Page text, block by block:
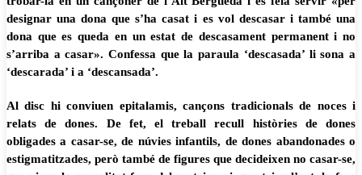
designar una dona que s’ha casat i es vol descasar i també una
dona que es queda en un estat de descasament permanent i no
s’arriba a casar». Confessa que la paraula ‘descasada’ li sona a
‘descarada’ i a ‘descansada’.
Al disc hi conviuen epitalamis, cançons tradicionals de noces i
relats de dones. De fet, el treball recull històries de dones
obligades a casar-se, de núvies infantils, de dones abandonades o
estigmatitzades, però també de figures que decideixen no casar-se,